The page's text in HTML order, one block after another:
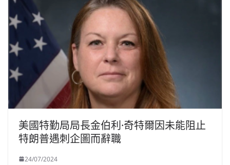
美國特勤局局長金伯利·奇特爾因未能阻止
特朗普遇刺企圖而辭職
24/07/2024